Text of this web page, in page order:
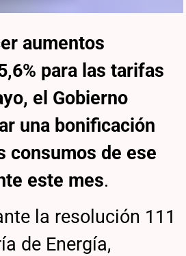
aumentos
para las tarifas
el Gobierno
una bonificación
consumos de ese
este mes.
la resolución 111
de Energía,